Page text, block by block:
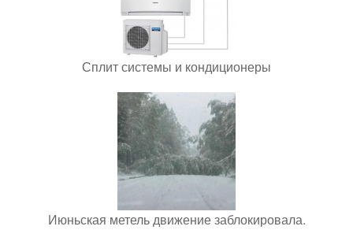
Сплит системы и кондиционеры
Июньская метель движение заблокировала.